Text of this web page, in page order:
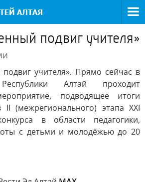
подвиг учителя»
учителя». Прямо сейчас в
Республики Алтай проходит
подводящее итоги
II (межрегионального) этапа XXI
в области педагогики,
с детьми и молодёжью до 20